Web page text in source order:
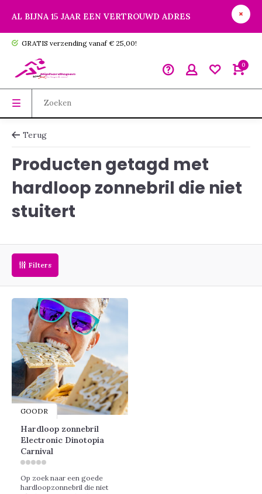
AL BIJNA 15 JAAR EEN VERTROUWD ADRES
GRATIS verzending vanaf € 25,00!
0
Terug
Producten getagd met
hardloop zonnebril die niet
stuitert
Filters
GOODR
Hardloop zonnebril
Electronic Dinotopia
Carnival
Op zoek naar een goede
hardloopzonnebril die niet